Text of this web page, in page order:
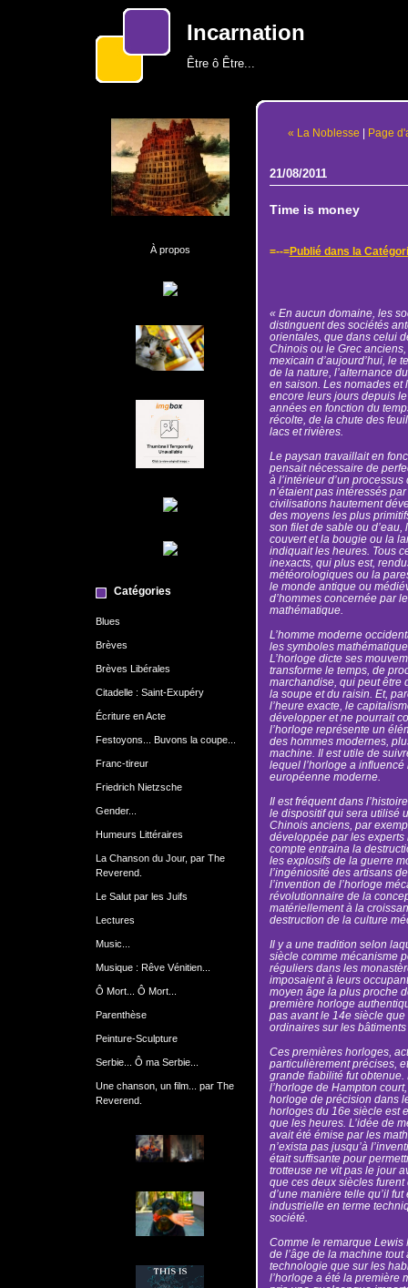
Incarnation
Être ô Être...
À propos
Catégories
Blues
Brèves
Brèves Libérales
Citadelle : Saint-Exupéry
Écriture en Acte
Festoyons... Buvons la coupe...
Franc-tireur
Friedrich Nietzsche
Gender...
Humeurs Littéraires
La Chanson du Jour, par The
Reverend.
Le Salut par les Juifs
Lectures
Music...
Musique : Rêve Vénitien...
Ô Mort... Ô Mort...
Parenthèse
Peinture-Sculpture
Serbie... Ô ma Serbie...
Une chanson, un film... par The
Reverend.
« La Noblesse | Page
21/08/2011
Time is money
=--=Publié dans la
« En aucun domaine, les
distinguent des sociétés
orientales, que dans celui
Chinois ou le Grec
mexicain d’aujourd’hui, le
de la nature, l’alternance
en saison. Les nomades et
encore leurs jours depuis
années en fonction du
récolte, de la chute des
lacs et rivières.
Le paysan travaillait en
pensait nécessaire de
à l’intérieur d’un
n’étaient pas intéressés
civilisations hautement
des moyens les plus
son filet de sable ou
couvert et la bougie ou la
indiquait les heures. Tous
inexacts, qui plus est,
météorologiques ou la
le monde antique ou
d’hommes concernée par
mathématique.
L’homme moderne
les symboles
L’horloge dicte ses
transforme le temps, de
marchandise, qui peut être
la soupe et du raisin. Et,
l’heure exacte, le
développer et ne pourrait
l’horloge représente un
des hommes modernes,
machine. Il est utile de
lequel l’horloge a
européenne moderne.
Il est fréquent dans
le dispositif qui sera utilisé
Chinois anciens, par
développée par les experts
compte entraina la
les explosifs de la guerre
l’ingéniosité des artisans
l’invention de l’horloge
révolutionnaire de la
matériellement à la
destruction de la culture
Il y a une tradition selon
siècle comme mécanisme
réguliers dans les
imposaient à leurs
moyen âge la plus proche
première horloge
pas avant le 14e siècle
ordinaires sur les
Ces premières horloges,
particulièrement précises,
grande fiabilité fut
l’horloge de Hampton
horloge de précision dans
horloges du 16e siècle est
que les heures. L’idée de
avait été émise par les
n’exista pas jusqu’à
était suffisante pour
trotteuse ne vit pas le jour
que ces deux siècles
d’une manière telle qu’il
industrielle en terme
société.
Comme le remarque Lewis
de l’âge de la machine
technologie que sur les
l’horloge a été la première